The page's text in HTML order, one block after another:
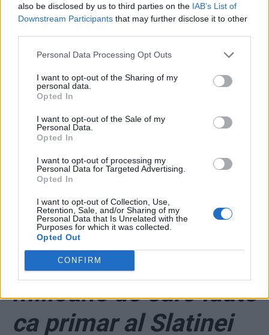
also be disclosed by us to third parties on the IAB’s List of
Downstream Participants that may further disclose it to other
Personal Data Processing Opt Outs
I want to opt-out of the Sharing of my
personal data.
Opted In
I want to opt-out of the Sale of my
Personal Data.
Opted In
I want to opt-out of processing my
Personal Data for Targeted Advertising.
Opted In
I want to opt-out of Collection, Use,
Retention, Sale, and/or Sharing of my
Personal Data that Is Unrelated with the
Purposes for which it was collected.
Opted Out
CONFIRM
„securiști” pe cei care
au dovedit
colaborarea sa cu
Securitatea!
A doua condamnare
grea pentru Darius
Vâlcov: 6 ani și 6 luni
de închisoare, după
alți 8 ani. Șpăgi de 2,5
milioane de euro luate
ca primar al Slatinei